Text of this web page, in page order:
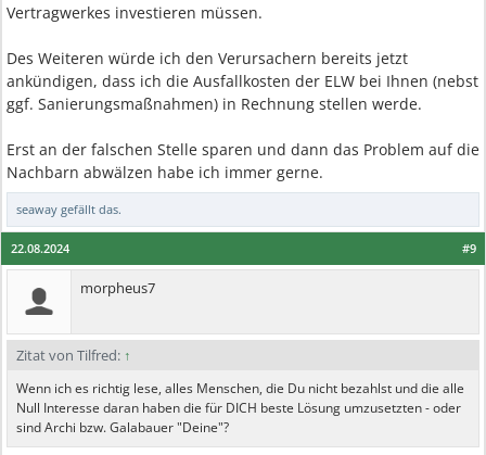
Vertragwerkes investieren müssen.
Des Weiteren würde ich den Verursachern bereits jetzt
ankündigen, dass ich die Ausfallkosten der ELW bei Ihnen (nebst
ggf. Sanierungsmaßnahmen) in Rechnung stellen werde.
Erst an der falschen Stelle sparen und dann das Problem auf die
Nachbarn abwälzen habe ich immer gerne.
seaway gefällt das.
#9
22.08.2024
morpheus7
Zitat von Tilfred: ↑
Wenn ich es richtig lese, alles Menschen, die Du nicht bezahlst und die alle
Null Interesse daran haben die für DICH beste Lösung umzusetzten - oder
sind Archi bzw. Galabauer "Deine"?